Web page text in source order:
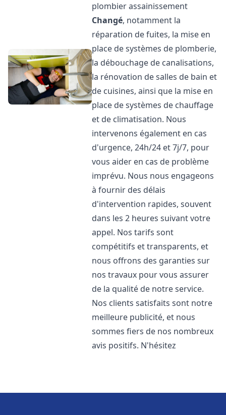
plombier assainissement
Changé, notamment la
réparation de fuites, la mise en
place de systèmes de plomberie,
la débouchage de canalisations,
la rénovation de salles de bain et
de cuisines, ainsi que la mise en
place de systèmes de chauffage
et de climatisation. Nous
intervenons également en cas
d'urgence, 24h/24 et 7j/7, pour
vous aider en cas de problème
imprévu. Nous nous engageons
à fournir des délais
d'intervention rapides, souvent
dans les 2 heures suivant votre
appel. Nos tarifs sont
compétitifs et transparents, et
nous offrons des garanties sur
nos travaux pour vous assurer
de la qualité de notre service.
Nos clients satisfaits sont notre
meilleure publicité, et nous
sommes fiers de nos nombreux
avis positifs. N'hésitez